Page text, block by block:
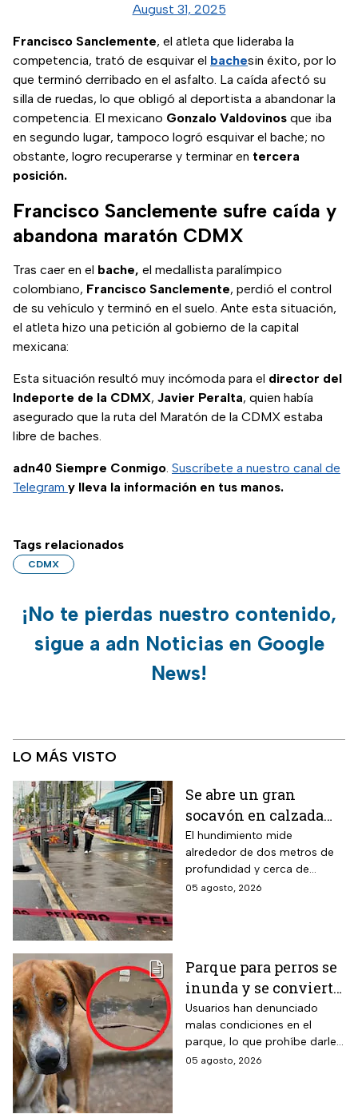
August 31, 2025
Francisco Sanclemente, el atleta que lideraba la
competencia, trató de esquivar el bachesin éxito, por lo
que terminó derribado en el asfalto. La caída afectó su
silla de ruedas, lo que obligó al deportista a abandonar la
competencia. El mexicano Gonzalo Valdovinos que iba
en segundo lugar, tampoco logró esquivar el bache; no
obstante, logro recuperarse y terminar en tercera
posición.
Francisco Sanclemente sufre caída y
abandona maratón CDMX
Tras caer en el bache, el medallista paralímpico
colombiano, Francisco Sanclemente, perdió el control
de su vehículo y terminó en el suelo. Ante esta situación,
el atleta hizo una petición al gobierno de la capital
mexicana:
Esta situación resultó muy incómoda para el director del
Indeporte de la CDMX, Javier Peralta, quien había
asegurado que la ruta del Maratón de la CDMX estaba
libre de baches.
adn40 Siempre Conmigo. Suscríbete a nuestro canal de
Telegram y lleva la información en tus manos.
Tags relacionados
CDMX
¡No te pierdas nuestro contenido,
sigue a adn Noticias en Google
News!
LO MÁS VISTO
Se abre un gran
socavón en calzada
Taxqueña tras paso de
Trolebús
El hundimiento mide
alrededor de dos metros de
profundidad y cerca de
cuatro metros de diámetro.
05 agosto, 2026
Parque para perros se
inunda y se convierte
en foco de infección;
el área canina está
inutilizable
Usuarios han denunciado
malas condiciones en el
parque, lo que prohíbe darle
un uso adecuado
05 agosto, 2026